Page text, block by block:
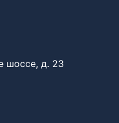
шоссе, д. 23